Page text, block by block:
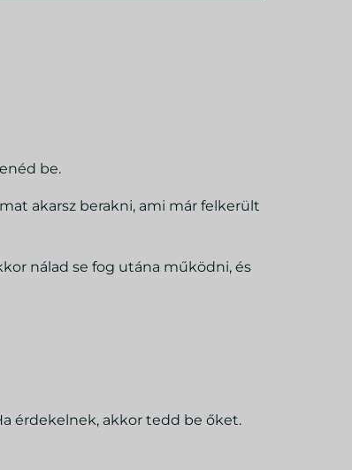
be.
akarsz berakni, ami már felkerült
nálad se fog utána működni, és
érdekelnek, akkor tedd be őket.